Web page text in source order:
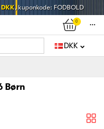
, kuponkode: FODBOLD
0
󰄒
DKK
Børn